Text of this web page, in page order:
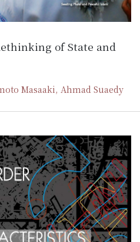
of State and
Masaaki, Ahmad Suaedy